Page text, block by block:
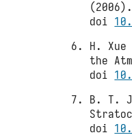
(2006).
doi
H.
the
doi
B. T.
doi